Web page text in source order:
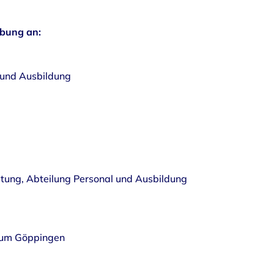
an:
Ausbildung
Abteilung Personal und Ausbildung
Göppingen